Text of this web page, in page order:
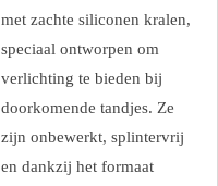
met zachte siliconen kralen,
speciaal ontworpen om
verlichting te bieden bij
doorkomende tandjes. Ze
zijn onbewerkt, splintervrij
en dankzij het formaat